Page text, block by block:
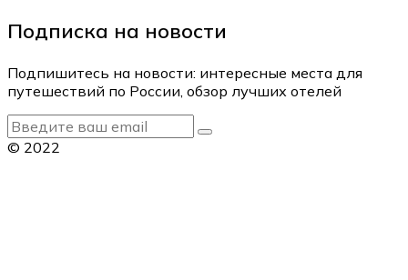
Подписка на новости
Подпишитесь на новости: интересные места для
путешествий по России, обзор лучших отелей
© 2022